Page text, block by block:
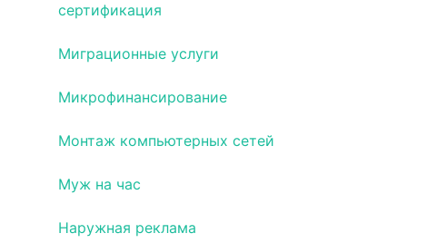
сертификация
Миграционные услуги
Микрофинансирование
Монтаж компьютерных сетей
Муж на час
Наружная реклама